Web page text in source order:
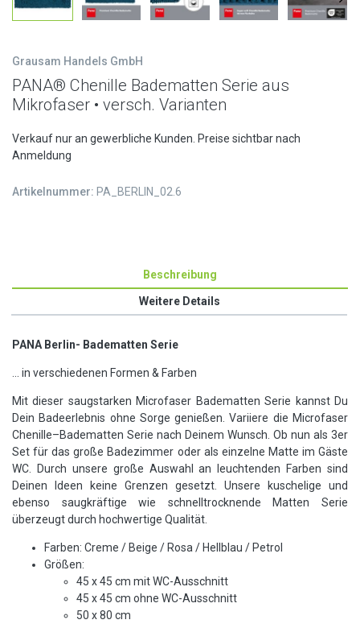
Grausam Handels GmbH
PANA® Chenille Badematten Serie aus
Mikrofaser • versch. Varianten
Verkauf nur an gewerbliche Kunden. Preise sichtbar nach
Anmeldung
Artikelnummer: PA_BERLIN_02.6
Beschreibung
Weitere Details
PANA Berlin- Badematten Serie
... in verschiedenen Formen & Farben
Mit dieser saugstarken Microfaser Badematten Serie kannst Du
Dein Badeerlebnis ohne Sorge genießen. Variiere die Microfaser
Chenille–Badematten Serie nach Deinem Wunsch. Ob nun als 3er
Set für das große Badezimmer oder als einzelne Matte im Gäste
WC. Durch unsere große Auswahl an leuchtenden Farben sind
Deinen Ideen keine Grenzen gesetzt. Unsere kuschelige und
ebenso saugkräftige wie schnelltrocknende Matten Serie
überzeugt durch hochwertige Qualität.
Farben: Creme / Beige / Rosa / Hellblau / Petrol
Größen:
45 x 45 cm mit WC-Ausschnitt
45 x 45 cm ohne WC-Ausschnitt
50 x 80 cm